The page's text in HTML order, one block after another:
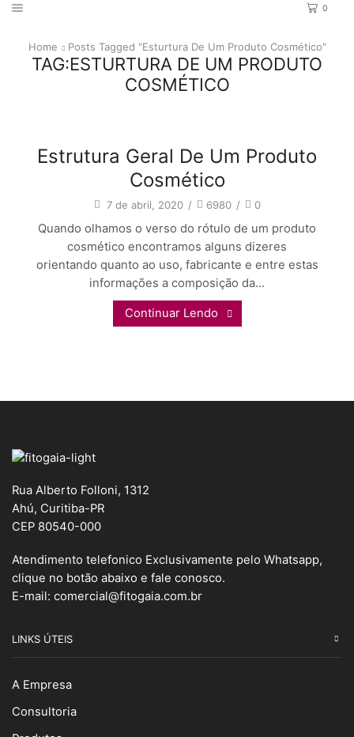
0
Home Posts Tagged "esturtura De Um Produto Cosmético"
TAG:ESTURTURA DE UM PRODUTO
COSMÉTICO
Sobre Cosmética
Estrutura Geral De Um Produto
Cosmético
7 de abril, 2020 / 6980 / 0
Quando olhamos o verso do rótulo de um produto
cosmético encontramos alguns dizeres
orientando quanto ao uso, fabricante e entre estas
informações a composição da...
Continuar Lendo
Rua Alberto Folloni, 1312
Ahú, Curitiba-PR
CEP 80540-000
Atendimento telefonico Exclusivamente pelo Whatsapp,
clique no botão abaixo e fale conosco.
E-mail: comercial@fitogaia.com.br
LINKS ÚTEIS
A Empresa
Consultoria